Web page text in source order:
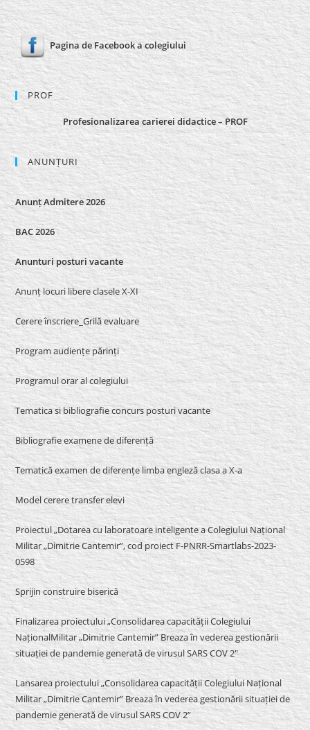
Pagina de Facebook a colegiului
PROF
Profesionalizarea carierei didactice – PROF
ANUNȚURI
Anunț Admitere 2026
BAC 2026
Anunturi posturi vacante
Anunț locuri libere clasele X-XI
Cerere înscriere_Grilă evaluare
Program audiențe părinți
Programul orar al colegiului
Tematica si bibliografie concurs posturi vacante
Bibliografie examene de diferență
Tematică examen de diferențe limba engleză clasa a X-a
Model cerere transfer elevi
Proiectul „Dotarea cu laboratoare inteligente a Colegiului Național
Militar „Dimitrie Cantemir”, cod proiect F-PNRR-Smartlabs-2023-
0598
Sprijin construire biserică
Finalizarea proiectului „Consolidarea capacității Colegiului
NaționalMilitar „Dimitrie Cantemir” Breaza în vederea gestionării
situației de pandemie generată de virusul SARS COV 2″
Lansarea proiectului „Consolidarea capacității Colegiului Național
Militar „Dimitrie Cantemir” Breaza în vederea gestionării situației de
pandemie generată de virusul SARS COV 2”